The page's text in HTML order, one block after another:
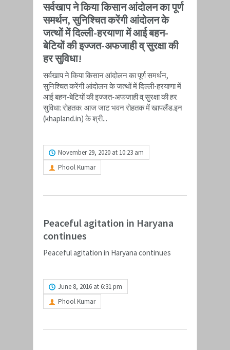
सर्वखाप ने किया किसान आंदोलन का पूर्ण
समर्थन, सुनिश्चित करेंगी आंदोलन के
जत्थों में दिल्ली-हरयाणा में आई बहन-
बेटियों की इज्जत-अफजाही व् सुरक्षा की
हर सुविधा!
​सर्वखाप ने किया किसान आंदोलन का पूर्ण समर्थन,
सुनिश्चित करेंगी आंदोलन के जत्थों में दिल्ली-हरयाणा में
आई बहन-बेटियों की इज्जत-अफजाही व् सुरक्षा की हर
सुविधा: रोहतक: आज जाट भवन रोहतक में खापलैंड.इन​
(khapland.in)​ के श्री...
November 29, 2020 at 10:23 am
Phool Kumar
Peaceful agitation in Haryana
continues
Peaceful agitation in Haryana continues
June 8, 2016 at 6:31 pm
Phool Kumar